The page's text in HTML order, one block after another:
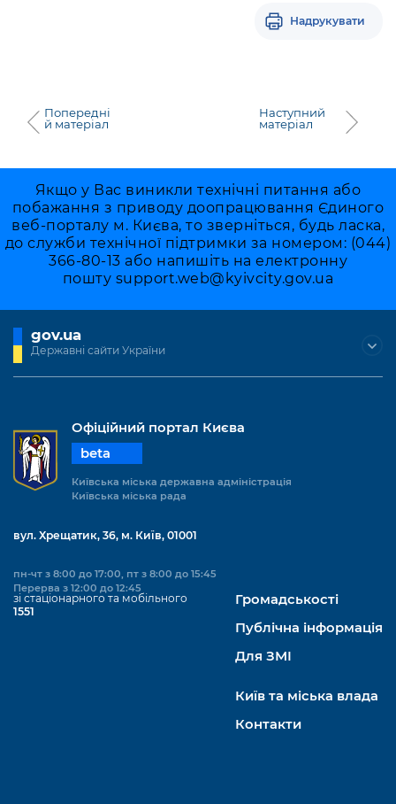
Надрукувати
Попередні
й матеріал
Наступний
матеріал
Якщо у Вас виникли технічні питання або
побажання з приводу доопрацювання Єдиного
веб-порталу м. Києва, то зверніться, будь ласка,
до служби технічної підтримки за номером: (044)
366-80-13 або напишіть на електронну
пошту support.web@kyivcity.gov.ua
gov.ua
Державні сайти України
Офіційний портал Києва
beta
Київська міська державна адміністрація
Київська міська рада
вул. Хрещатик, 36, м. Київ, 01001
пн-чт з 8:00 до 17:00, пт з 8:00 до 15:45
Перерва з 12:00 до 12:45
зі стаціонарного та мобільного
1551
Громадськості
Публічна інформація
Для ЗМІ
Київ та міська влада
Контакти